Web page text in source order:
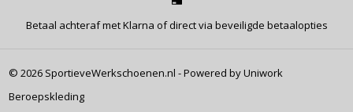
Betaal achteraf met Klarna of direct via beveiligde betaalopties
© 2026 SportieveWerkschoenen.nl - Powered by Uniwork
Beroepskleding